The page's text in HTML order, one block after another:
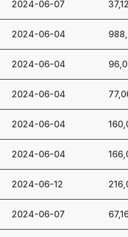
2024-06-07
2024-06-04
2024-06-04
2024-06-04
2024-06-04
2024-06-04
2024-06-12
2024-06-07